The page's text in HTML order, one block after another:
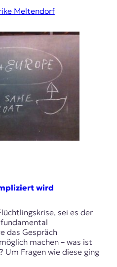
Meltendorf
wird
sei es der
das Gespräch
machen – was ist
Um Fragen wie diese ging